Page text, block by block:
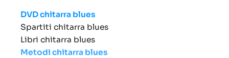
DVD chitarra blues
Spartiti chitarra blues
Libri chitarra blues
Metodi chitarra blues